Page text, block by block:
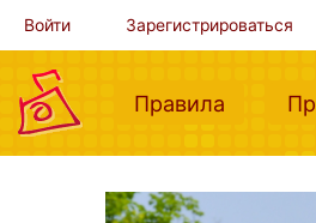
Войти Зарегистрироваться
Правила (current)